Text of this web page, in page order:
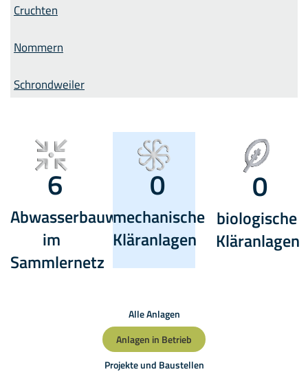
Cruchten
Nommern
Schrondweiler
6
Abwasserbauwerke
im
Sammlernetz
0
mechanische
Kläranlagen
0
biologische
Kläranlagen
Alle Anlagen
Anlagen in Betrieb
Projekte und Baustellen